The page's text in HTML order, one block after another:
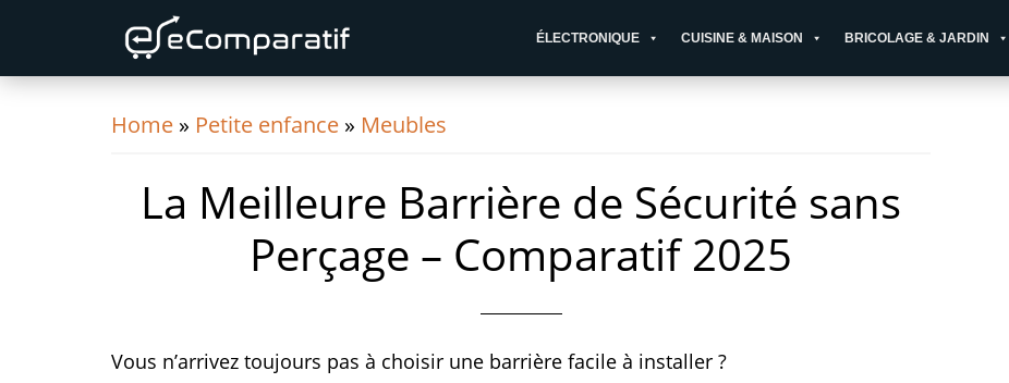
primary
navigation
content
primary
ÉLECTRONIQUE CUISINE & MAISON BRICOLAGE & JARDIN
Home » Petite enfance » Meubles
La Meilleure Barrière de Sécurité sans
Perçage – Comparatif 2025
Vous n’arrivez toujours pas à choisir une barrière facile à installer ?